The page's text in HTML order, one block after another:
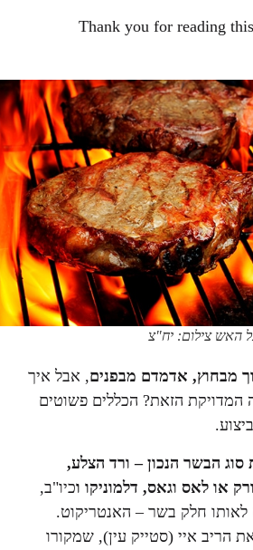
Thank you for reading
צילום: יח"צ
אדמדם מבפנים, אבל איך
הזאת? הכללים פשוטים
הבשר הנכון –ורד הצלע,
או לאס וגאס, דלמוניקו וכיו"ב,
חלק בשר – האנטריקוט.
איי (סטייק עין), שמקורו